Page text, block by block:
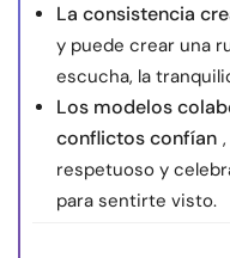
La consistencia
y puede crear una
escucha, la
Los modelos
conflictos confían
respetuoso y
para sentirte visto.